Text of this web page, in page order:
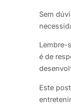
Sem
Lembre-
é de
Este